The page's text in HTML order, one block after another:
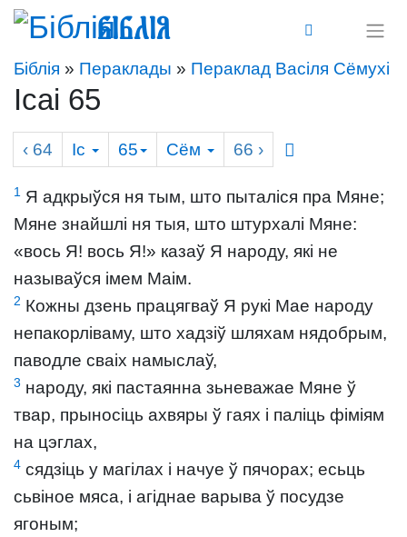
Біблія
Біблія » Пераклады » Пераклад Васіля Сёмухі
Ісаі 65
‹ 64 Іс 65 Сём 66 ›
1 Я адкрыўся ня тым, што пыталіся пра Мяне;
Мяне знайшлі ня тыя, што штурхалі Мяне:
«вось Я! вось Я!» казаў Я народу, які не
называўся імем Маім.
2 Кожны дзень працягваў Я рукі Мае народу
непакорліваму, што хадзіў шляхам нядобрым,
паводле сваіх намыслаў,
3 народу, які пастаянна зьневажае Мяне ў
твар, прыносіць ахвяры ў гаях і паліць фіміям
на цэглах,
4 сядзіць у магілах і начуе ў пячорах; есьць
сьвіное мяса, і агіднае варыва ў посудзе
ягоным;